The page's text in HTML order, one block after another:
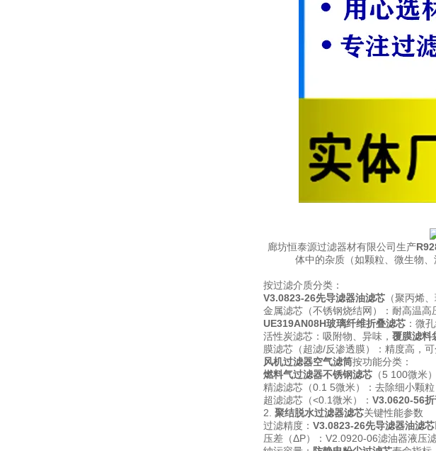
廊坊恒泰源过滤器材有限公司生产
体中的杂质（如颗粒、微生物
按过滤介质分类：
V3.0823-26先导滤器油滤芯 （聚丙烯
金属滤芯（不锈钢烧结网）：耐高温高
UE319AN08H玻璃纤维折叠滤芯 ：微
活性炭滤芯：吸附物、异味， 覆膜滤料
膜滤芯（超滤/反渗透膜）：精度高，可
风机过滤器空气滤筒按功能分类：
燃料气过滤器不锈钢滤芯 （5 100微米
精滤滤芯（0.1 5微米）：去除细小颗粒
超滤滤芯（<0.1微米）： V3.0620-56
2. 聚结脱水过滤器滤芯关键性能参数
过滤精度： V3.0823-26先导滤器油滤芯
压差（ΔP）：V2.0920-06滤油器液压